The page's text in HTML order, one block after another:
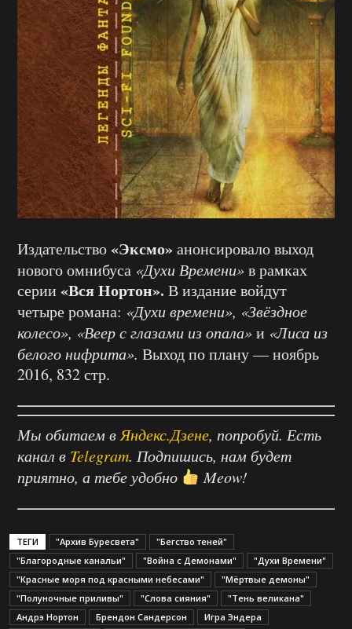
Издательство«Эксмо»анонсировало выход
нового омнибуса «Духи Времени»в рамках
серии «Вся Нортон». В издание войдут
четыре романа: «Духи времени», «Звёздное
колесо», «Веер с глазами из опала»и «Лиса из
белого нифрита». Выход по плану — ноябрь
2016, 832 стр.
Мы обитаем вЯндекс.Дзене, попробуй. Есть
канал в Telegram. Подпишись, нам будет
приятно, а тебе удобно
Meow!
ТЕГИ "Архив Буресвета"
"Бегство теней"
"Благородные канальи"
"Война с Демонами"
"Духи Времени"
"Красные моря под красными небесами"
"Мёртвые демоны"
"Полуночные приливы"
"Слова сияния"
"Тень великана"
Андрэ Нортон
Брендон Сандерсон
Игра Эндера